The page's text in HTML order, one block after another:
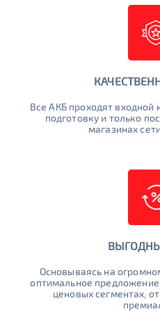
Все АКБ проходят
подготовку и только
магазинах
Основываясь на
оптимальное
ценовых сегментах,